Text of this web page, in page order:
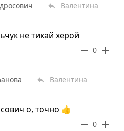
reply
Валентина
не тикай херой
remove 0 add
reply
Валентина
о, точно 👍
remove 0 add